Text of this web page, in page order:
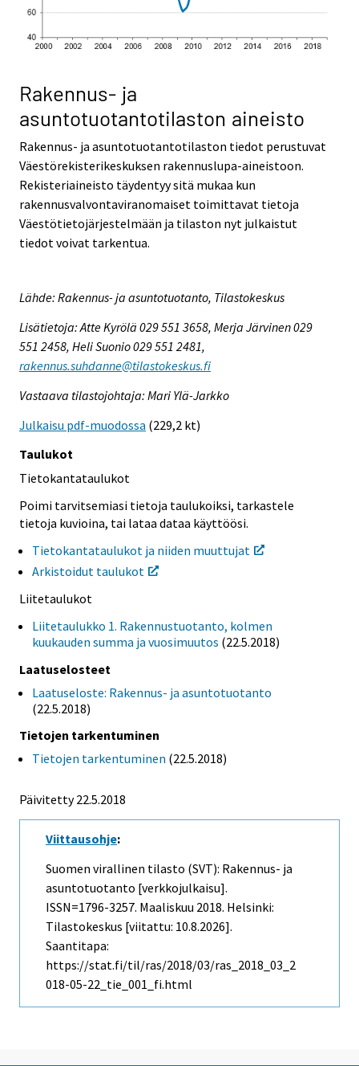
Rakennus- ja
asuntotuotantotilaston aineisto
Rakennus- ja asuntotuotantotilaston tiedot perustuvat
Väestörekisterikeskuksen rakennuslupa-aineistoon.
Rekisteriaineisto täydentyy sitä mukaa kun
rakennusvalvontaviranomaiset toimittavat tietoja
Väestötietojärjestelmään ja tilaston nyt julkaistut
tiedot voivat tarkentua.
Lähde: Rakennus- ja asuntotuotanto, Tilastokeskus
Lisätietoja: Atte Kyrölä 029 551 3658, Merja Järvinen 029
551 2458, Heli Suonio 029 551 2481,
rakennus.suhdanne@tilastokeskus.fi
Vastaava tilastojohtaja: Mari Ylä-Jarkko
Julkaisu pdf-muodossa (229,2 kt)
Taulukot
Tietokantataulukot
Poimi tarvitsemiasi tietoja taulukoiksi, tarkastele
tietoja kuvioina, tai lataa dataa käyttöösi.
Tietokantataulukot ja niiden muuttujat
Arkistoidut taulukot
Liitetaulukot
Liitetaulukko 1. Rakennustuotanto, kolmen
kuukauden summa ja vuosimuutos (22.5.2018)
Laatuselosteet
Laatuseloste: Rakennus- ja asuntotuotanto
(22.5.2018)
Tietojen tarkentuminen
Tietojen tarkentuminen (22.5.2018)
Päivitetty 22.5.2018
Viittausohje:
Suomen virallinen tilasto (SVT): Rakennus- ja
asuntotuotanto [verkkojulkaisu].
ISSN=1796-3257. Maaliskuu 2018. Helsinki:
Tilastokeskus [viitattu: 10.8.2026].
Saantitapa:
https://stat.fi/til/ras/2018/03/ras_2018_03_2
018-05-22_tie_001_fi.html